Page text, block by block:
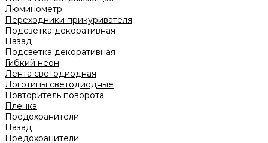
Люминометр
Переходники прикуривателя
Подсветка декоративная
Назад
Подсветка декоративная
Гибкий неон
Лента светодиодная
Логотипы светодиодные
Повторитель поворота
Пленка
Предохранители
Назад
Предохранители